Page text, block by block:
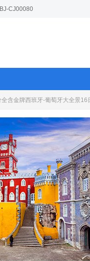
CJ00080
全含金牌西班牙-葡萄牙大全景16